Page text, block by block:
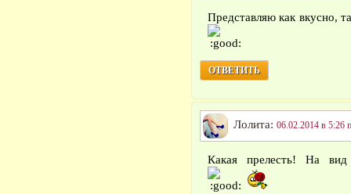
Представляю как вкусно,
ОТВЕТИТЬ
Лолита: 06.02.2014 в 5:26
Какая прелесть! На вид